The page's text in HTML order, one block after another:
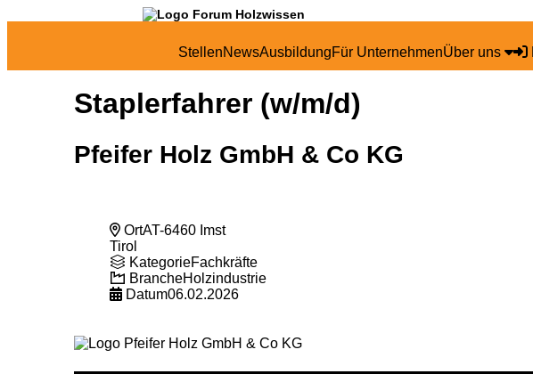
StellenNewsAusbildungFür UnternehmenÜber uns
Staplerfahrer (w/m/d)
Pfeifer Holz GmbH & Co KG
OrtAT-6460 Imst
Tirol
KategorieFachkräfte
BrancheHolzindustrie
Datum06.02.2026